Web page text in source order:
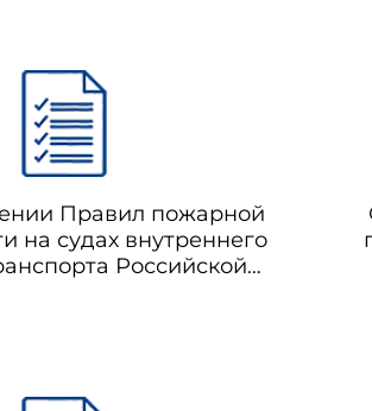
Правил пожарной
на судах внутреннего
Российской
N 1742)